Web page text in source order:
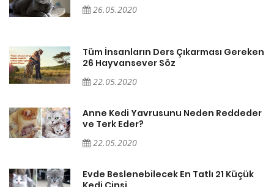
26.05.2020
Tüm İnsanların Ders Çıkarması Gereken
26 Hayvansever Söz
22.05.2020
Anne Kedi Yavrusunu Neden Reddeder
ve Terk Eder?
22.05.2020
Evde Beslenebilecek En Tatlı 21 Küçük